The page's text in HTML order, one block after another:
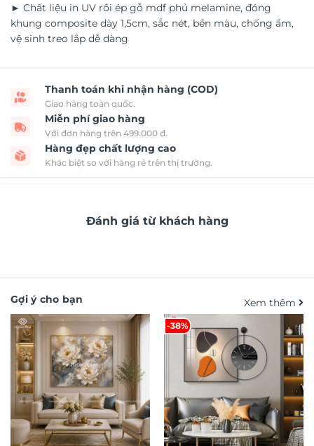
► Chất liệu in UV rồi ép gỗ mdf phủ melamine, đóng
khung composite dày 1,5cm, sắc nét, bền màu, chống ẩm,
vệ sinh treo lắp dễ dàng
Thanh toán khi nhận hàng (COD)
Giao hàng toàn quốc.
Miễn phí giao hàng
Với đơn hàng trên 499.000 đ.
Hàng đẹp chất lượng cao
Khác biệt so với hàng rẻ trên thị trường.
Đánh giá từ khách hàng
Gợi ý cho bạn Xem thêm
-38%